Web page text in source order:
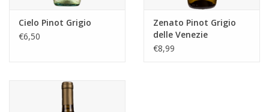
Cielo Pinot Grigio
€6,50
Zenato Pinot Grigio
delle Venezie
€8,99